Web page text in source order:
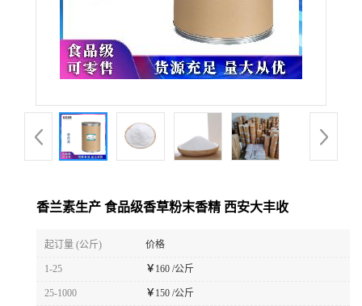
香兰素生产 食品级香草粉末香精 西安大丰收
起订量 (公斤) 价格
1-25 ￥160 /公斤
25-1000 ￥150 /公斤